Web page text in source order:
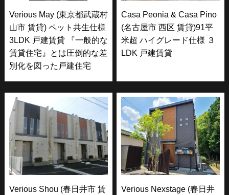
Verious May (東京都武蔵村
山市 賃貸) ペット共生仕様
3LDK 戸建賃貸 『一般的な
賃貸住宅』とは圧倒的な差
別化を図った戸建住宅
Casa Peonia & Casa Pino
(名古屋市 西区 賃貸)91平
米超 ハイグレード仕様 ３
LDK 戸建賃貸
Verious Shou (春日井市 賃
Verious Nexstage (春日井